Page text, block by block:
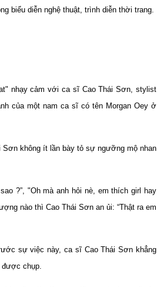
biểu diễn nghệ thuật, trình diễn thời trang.
nhạy cảm với ca sĩ Cao Thái Sơn, stylist
của một nam ca sĩ có tên Morgan Oey ở
Sơn không ít lần bày tỏ sự ngưỡng mộ nhan
?”, "Oh mà anh hỏi nè, em thích girl hay
nào thì Cao Thái Sơn an ủi: “Thật ra em
sự việc này, ca sĩ Cao Thái Sơn khẳng
được chụp.